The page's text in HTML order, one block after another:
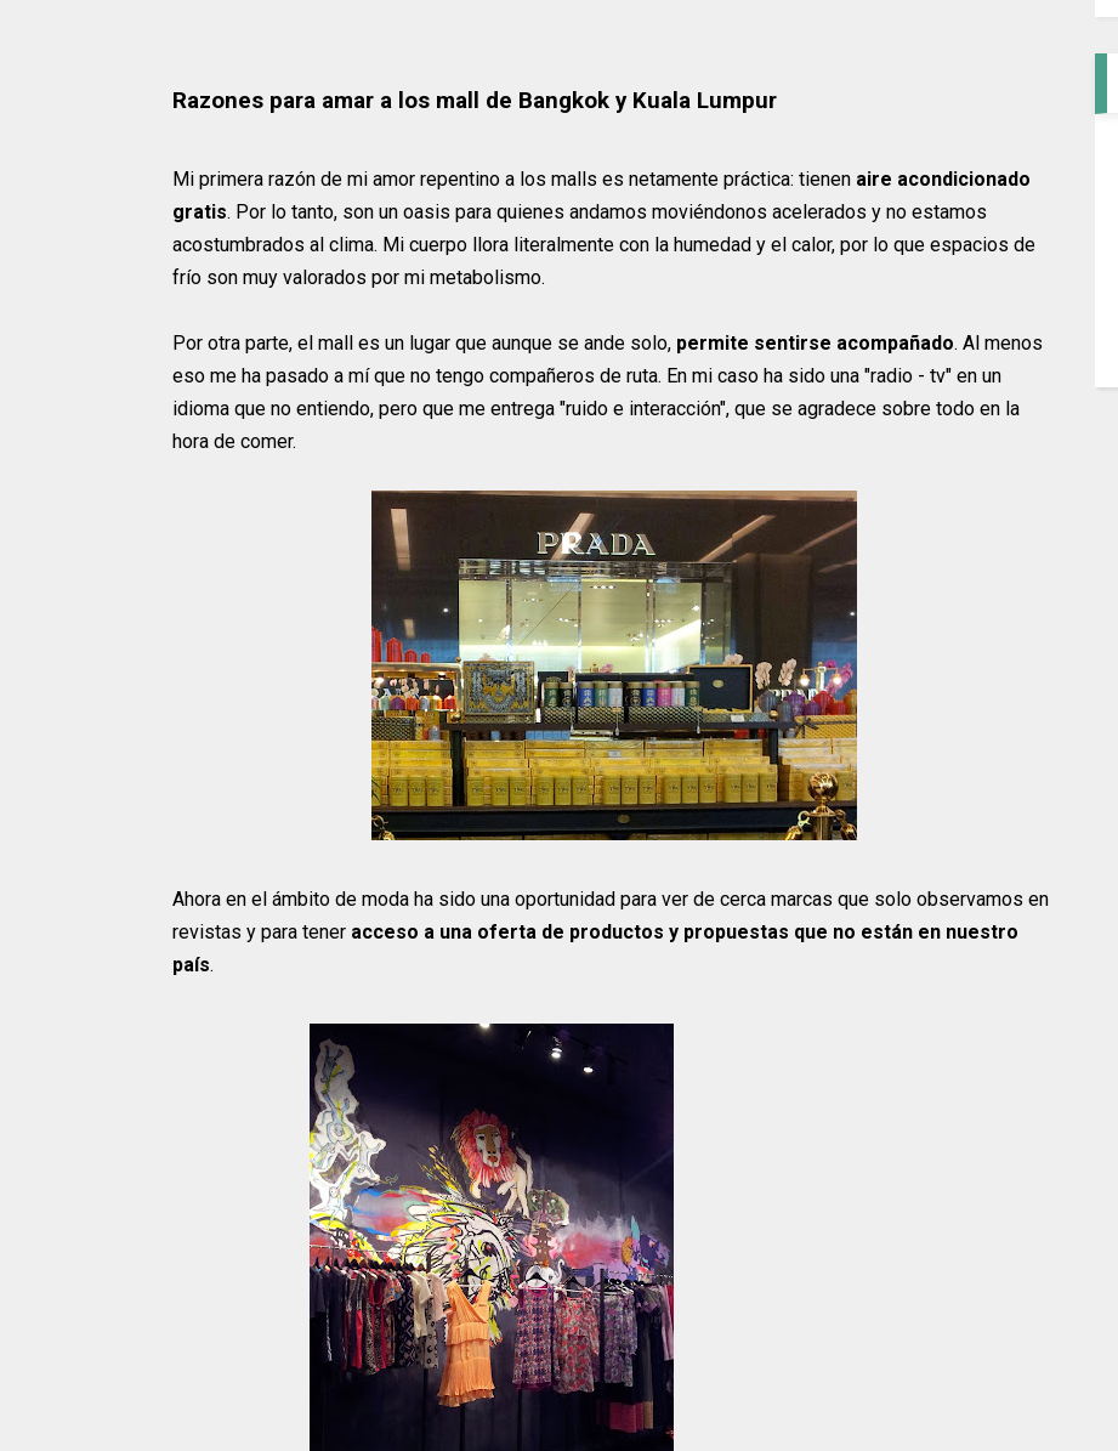
Razones para amar a los mall de Bangkok y Kuala Lumpur
Mi primera razón de mi amor repentino a los malls es netamente práctica: tienen aire acondicionado
gratis. Por lo tanto, son un oasis para quienes andamos moviéndonos acelerados y no estamos
acostumbrados al clima. Mi cuerpo llora literalmente con la humedad y el calor, por lo que espacios de
frío son muy valorados por mi metabolismo.
Por otra parte, el mall es un lugar que aunque se ande solo, permite sentirse acompañado. Al menos
eso me ha pasado a mí que no tengo compañeros de ruta. En mi caso ha sido una "radio - tv" en un
idioma que no entiendo, pero que me entrega "ruido e interacción", que se agradece sobre todo en la
hora de comer.
Ahora en el ámbito de moda ha sido una oportunidad para ver de cerca marcas que solo observamos en
revistas y para tener acceso a una oferta de productos y propuestas que no están en nuestro
país.